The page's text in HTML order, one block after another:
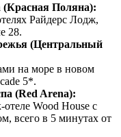
(Красная Поляна):
Райдерс Лодж,
28.
(Центральный
на море в новом
5*.
(Red Arena):
Wood House с
всего в 5 минутах от